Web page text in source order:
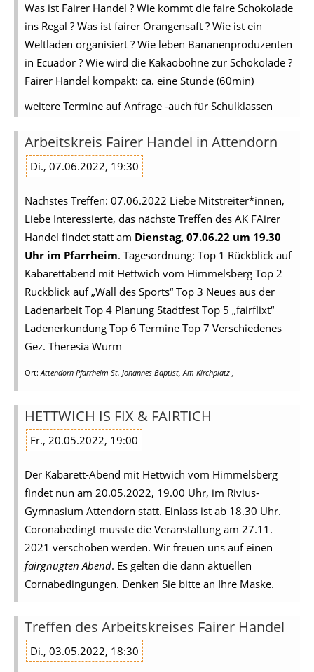
Was ist Fairer Handel ? Wie kommt die faire Schokolade
ins Regal ? Was ist fairer Orangensaft ? Wie ist ein
Weltladen organisiert ? Wie leben Bananenproduzenten
in Ecuador ? Wie wird die Kakaobohne zur Schokolade ?
Fairer Handel kompakt: ca. eine Stunde (60min)
weitere Termine auf Anfrage -auch für Schulklassen
Arbeitskreis Fairer Handel in Attendorn
Di., 07.06.2022, 19:30
Nächstes Treffen: 07.06.2022 Liebe Mitstreiter*innen,
Liebe Interessierte, das nächste Treffen des AK FAirer
Handel findet statt am Dienstag, 07.06.22 um 19.30
Uhr im Pfarrheim. Tagesordnung: Top 1 Rückblick auf
Kabarettabend mit Hettwich vom Himmelsberg Top 2
Rückblick auf „Wall des Sports“ Top 3 Neues aus der
Ladenarbeit Top 4 Planung Stadtfest Top 5 „fairflixt“
Ladenerkundung Top 6 Termine Top 7 Verschiedenes
Gez. Theresia Wurm
Ort:Attendorn Pfarrheim St. Johannes Baptist, Am Kirchplatz ,
HETTWICH IS FIX & FAIRTICH
Fr., 20.05.2022, 19:00
Der Kabarett-Abend mit Hettwich vom Himmelsberg
findet nun am 20.05.2022, 19.00 Uhr, im Rivius-
Gymnasium Attendorn statt. Einlass ist ab 18.30 Uhr.
Coronabedingt musste die Veranstaltung am 27.11.
2021 verschoben werden. Wir freuen uns auf einen
fairgnügten Abend. Es gelten die dann aktuellen
Cornabedingungen. Denken Sie bitte an Ihre Maske.
Treffen des Arbeitskreises Fairer Handel
Di., 03.05.2022, 18:30